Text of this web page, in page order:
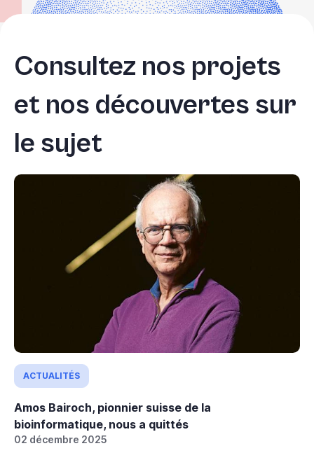
Consultez nos projets
et nos découvertes sur
le sujet
ACTUALITÉS
Amos Bairoch, pionnier suisse de la
bioinformatique, nous a quittés
02 décembre 2025